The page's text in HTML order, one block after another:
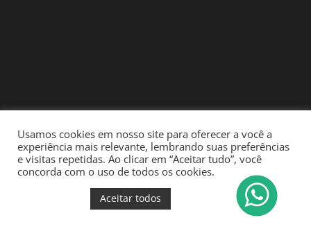
Usamos cookies em nosso site para oferecer a você a
experiência mais relevante, lembrando suas preferências
e visitas repetidas. Ao clicar em “Aceitar tudo”, você
concorda com o uso de todos os cookies.
Aceitar todos